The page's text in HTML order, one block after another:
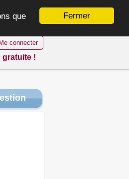
Fermer
que
Me connecter
gratuite !